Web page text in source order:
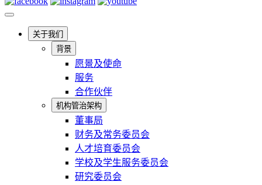
关于我们
背景
愿景及使命
服务
合作伙伴
机构管治架构
董事局
财务及常务委员会
人才培育委员会
学校及学生服务委员会
研究委员会